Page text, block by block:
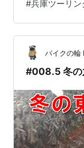
#兵庫ツーリン
バイクの輪
#008.5 冬の